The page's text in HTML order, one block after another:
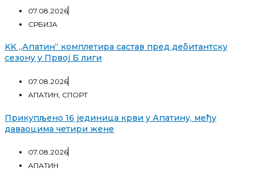
07.08.2026
СРБИЈА
KK „Апатин“ комплетира састав пред дебитантску
сезону у Првој Б лиги
07.08.2026
АПАТИН СПОРТ
Прикупљено 16 јединица крви у Апатину, међу
даваоцима четири жене
07.08.2026
АПАТИН